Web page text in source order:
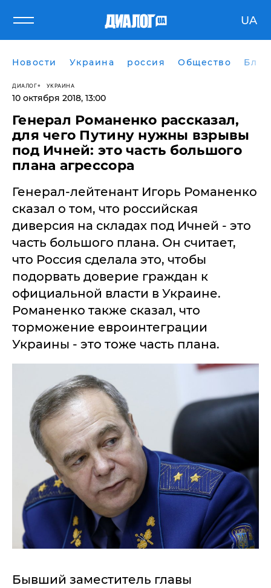
UA
Новости Украина россия Общество
ДИАЛОГ УКРАИНА
10 октября 2018, 13:00
Генерал Романенко рассказал,
для чего Путину нужны взрывы
под Ичней: это часть большого
плана агрессора
Генерал-лейтенант Игорь Романенко
сказал о том, что российская
диверсия на складах под Ичней - это
часть большого плана. Он считает,
что Россия сделала это, чтобы
подорвать доверие граждан к
официальной власти в Украине.
Романенко также сказал, что
торможение евроинтеграции
Украины - это тоже часть плана.
Бывший заместитель главы